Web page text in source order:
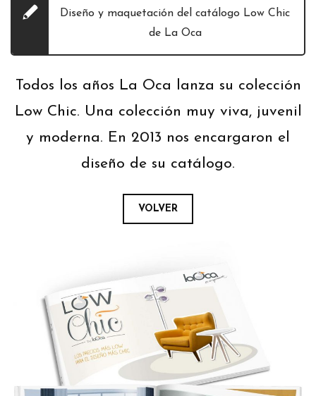
Diseño y maquetación del catálogo Low Chic
de La Oca
Todos los años La Oca lanza su colección
Low Chic. Una colección muy viva, juvenil
y moderna. En 2013 nos encargaron el
diseño de su catálogo.
VOLVER